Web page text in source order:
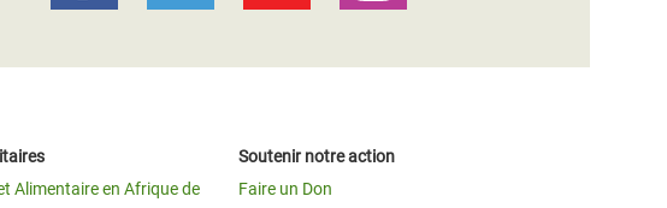
Alimentaire en Afrique de
Soutenir notre action
Faire un Don